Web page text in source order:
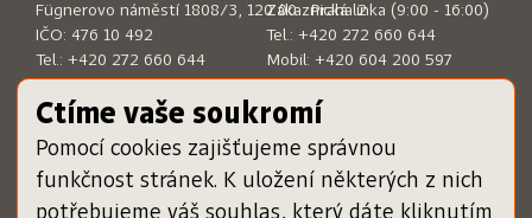
Fügnerovo náměstí 1808/3, 120 00 Praha 2
IČO: 476 10 492
Tel.: +420 272 660 644
E-mail:sckn@sckn.cz
Zákaznická linka (9:00 - 16:00)
Tel.: +420 272 660 644
Mobil: +420 604 200 597
E-mail:info@dameknihu.cz
MENU ODKAZY
Ctíme vaše soukromí
Pomocí cookies zajišťujeme správnou
funkčnost stránek. K uložení některých z nich
potřebujeme váš souhlas, který dáte kliknutím